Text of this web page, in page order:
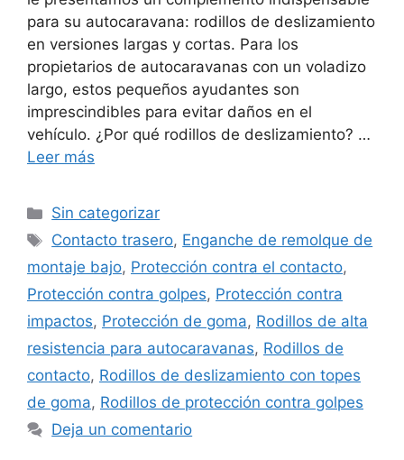
para su autocaravana: rodillos de deslizamiento
en versiones largas y cortas. Para los
propietarios de autocaravanas con un voladizo
largo, estos pequeños ayudantes son
imprescindibles para evitar daños en el
vehículo. ¿Por qué rodillos de deslizamiento? …
Leer más
Categorías
Sin categorizar
Etiquetas
Contacto trasero, Enganche de remolque de
montaje bajo, Protección contra el contacto,
Protección contra golpes, Protección contra
impactos, Protección de goma, Rodillos de alta
resistencia para autocaravanas, Rodillos de
contacto, Rodillos de deslizamiento con topes
de goma, Rodillos de protección contra golpes
Deja un comentario